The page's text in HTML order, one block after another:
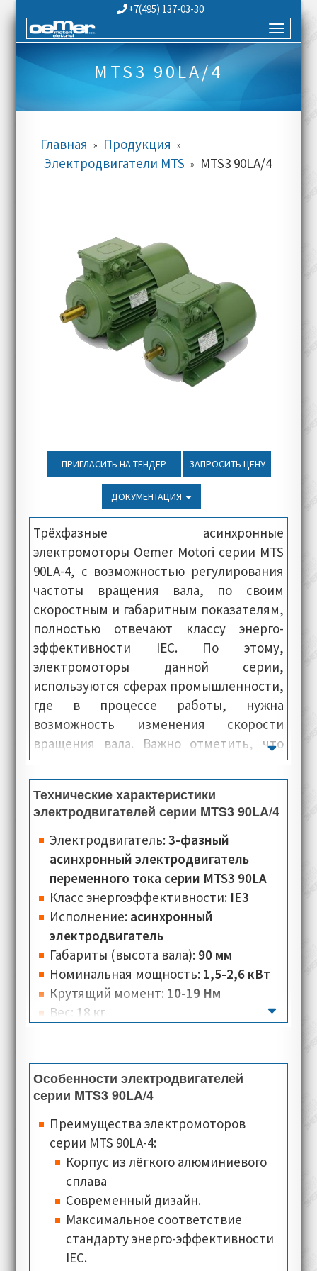
+7(495) 137-03-30
MTS3 90LA/4
Главная » Продукция »
Электродвигатели MTS » MTS3 90LA/4
ПРИГЛАСИТЬ НА ТЕНДЕР ЗАПРОСИТЬ ЦЕНУ
ДОКУМЕНТАЦИЯ
Трёхфазные асинхронные
электромоторы Oemer Motori серии MTS
90LA-4, с возможностью регулирования
частоты вращения вала, по своим
скоростным и габаритным показателям,
полностью отвечают классу энерго-
эффективности IEC. По этому,
электромоторы данной серии,
используются сферах промышленности,
где в процессе работы, нужна
возможность изменения скорости
вращения вала. Важно отметить, что
электродвигатели Oemer Motori модели
MTS 90LA-4, оснащаются современной
системой охлаждения, имеют
компактные размеры и при этом,
предлагаются по очень выгодной цене.
Корпус и панели электромашин данной
серии, изготовлены из сверх-лёгкого
алюминиевого сплава, благодаря чему, у
них лёгкая и сверхпрочная конструкция.
Технические характеристики
электродвигателей серии MTS3 90LA/4
Электродвигатель:3-фазный
асинхронный электродвигатель
переменного тока серии MTS3 90LA
Класс энергоэффективности: IE3
Исполнение: асинхронный
электродвигатель
Габариты (высота вала): 90 мм
Номинальная мощность: 1,5-2,6 кВт
Крутящий момент: 10-19 Нм
Вес: 18 кг
мин
Номинальное напряжение:230 B
Номинальный ток:
Тип соединения:треугольник, звезда
Класс изоляции:F
Класс теплостойкости:PTO (Klixon)
Типы монтажного исполнения:
2001 (B35)
Классы защиты:IP54, IP55
Типы охлаждения:IC 416(осевое
расположение)
Особенности электродвигателей
серии MTS3 90LA/4
Преимущества электромоторов
серии MTS 90LA-4:
Корпус из лёгкого алюминиевого
сплава
Современный дизайн.
Максимальное соответствие
стандарту энерго-эффективности
IEC.